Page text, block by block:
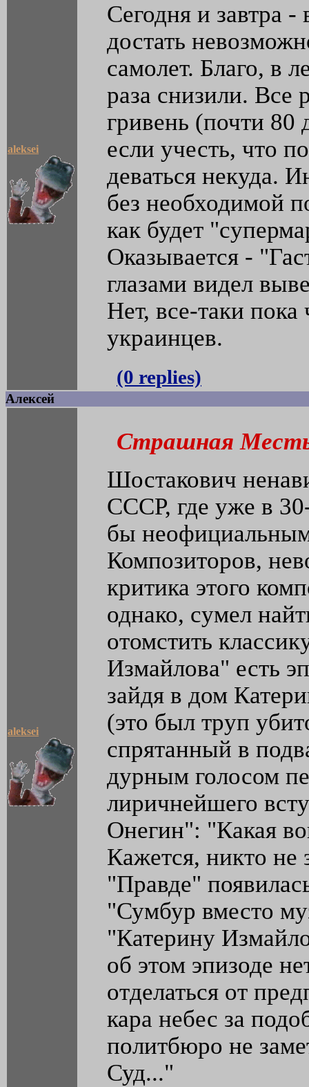
aleksei
Сегодня и завтра
достать
самолет. Благо, в
раза снизили. Все
гривень (почти 80
если учесть, что
деваться некуда.
без необходимой
как будет
Оказывается -
глазами видел
Нет, все-таки
украинцев.
(0 replies)
Алексей
aleksei
Страшная
Шостакович
СССР, где уже в
бы
Композиторов,
критика этого
однако, сумел
отомстить
Измайлова" есть
зайдя в дом
(это был труп
спрятанный в
дурным голосом
лиричнейшего
Онегин": "Какая
Кажется, никто не
"Правде"
"Сумбур вместо
"Катерину
об этом эпизоде
отделаться от
кара небес за
политбюро не
Суд..."